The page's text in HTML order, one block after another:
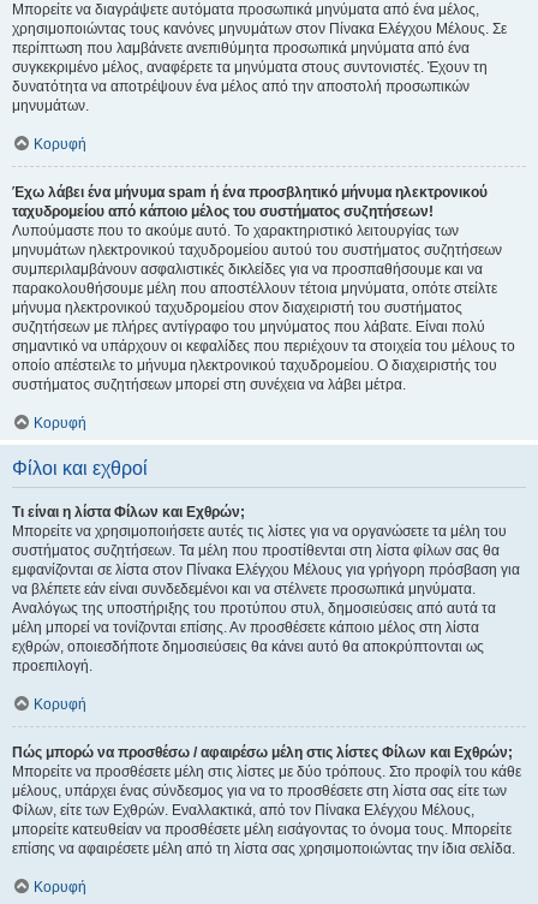
Μπορείτε να διαγράψετε αυτόματα προσωπικά μηνύματα από ένα μέλος,
χρησιμοποιώντας τους κανόνες μηνυμάτων στον Πίνακα Ελέγχου Μέλους. Σε
περίπτωση που λαμβάνετε ανεπιθύμητα προσωπικά μηνύματα από ένα
συγκεκριμένο μέλος, αναφέρετε τα μηνύματα στους συντονιστές. Έχουν τη
δυνατότητα να αποτρέψουν ένα μέλος από την αποστολή προσωπικών
μηνυμάτων.
Κορυφή
Έχω λάβει ένα μήνυμα spam ή ένα προσβλητικό μήνυμα ηλεκτρονικού
ταχυδρομείου από κάποιο μέλος του συστήματος συζητήσεων!
Λυπούμαστε που το ακούμε αυτό. Το χαρακτηριστικό λειτουργίας των
μηνυμάτων ηλεκτρονικού ταχυδρομείου αυτού του συστήματος συζητήσεων
συμπεριλαμβάνουν ασφαλιστικές δικλείδες για να προσπαθήσουμε και να
παρακολουθήσουμε μέλη που αποστέλλουν τέτοια μηνύματα, οπότε στείλτε
μήνυμα ηλεκτρονικού ταχυδρομείου στον διαχειριστή του συστήματος
συζητήσεων με πλήρες αντίγραφο του μηνύματος που λάβατε. Είναι πολύ
σημαντικό να υπάρχουν οι κεφαλίδες που περιέχουν τα στοιχεία του μέλους το
οποίο απέστειλε το μήνυμα ηλεκτρονικού ταχυδρομείου. Ο διαχειριστής του
συστήματος συζητήσεων μπορεί στη συνέχεια να λάβει μέτρα.
Κορυφή
Φίλοι και εχθροί
Τι είναι η λίστα Φίλων και Εχθρών;
Μπορείτε να χρησιμοποιήσετε αυτές τις λίστες για να οργανώσετε τα μέλη του
συστήματος συζητήσεων. Τα μέλη που προστίθενται στη λίστα φίλων σας θα
εμφανίζονται σε λίστα στον Πίνακα Ελέγχου Μέλους για γρήγορη πρόσβαση για
να βλέπετε εάν είναι συνδεδεμένοι και να στέλνετε προσωπικά μηνύματα.
Αναλόγως της υποστήριξης του προτύπου στυλ, δημοσιεύσεις από αυτά τα
μέλη μπορεί να τονίζονται επίσης. Αν προσθέσετε κάποιο μέλος στη λίστα
εχθρών, οποιεσδήποτε δημοσιεύσεις θα κάνει αυτό θα αποκρύπτονται ως
προεπιλογή.
Κορυφή
Πώς μπορώ να προσθέσω / αφαιρέσω μέλη στις λίστες Φίλων και Εχθρών;
Μπορείτε να προσθέσετε μέλη στις λίστες με δύο τρόπους. Στο προφίλ του κάθε
μέλους, υπάρχει ένας σύνδεσμος για να το προσθέσετε στη λίστα σας είτε των
Φίλων, είτε των Εχθρών. Εναλλακτικά, από τον Πίνακα Ελέγχου Μέλους,
μπορείτε κατευθείαν να προσθέσετε μέλη εισάγοντας το όνομα τους. Μπορείτε
επίσης να αφαιρέσετε μέλη από τη λίστα σας χρησιμοποιώντας την ίδια σελίδα.
Κορυφή